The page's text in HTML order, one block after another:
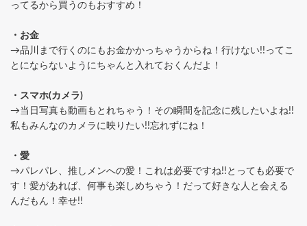
ってるから買うのもおすすめ！
・お金
→品川まで行くのにもお金かかっちゃうからね！行けない!!ってこ
とにならないようにちゃんと入れておくんだよ！
・スマホ(カメラ)
→当日写真も動画もとれちゃう！その瞬間を記念に残したいよね!!
私もみんなのカメラに映りたい!!忘れずにね！
・愛
→パレパレ、推しメンへの愛！これは必要ですね!!とっても必要で
す！愛があれば、何事も楽しめちゃう！だって好きな人と会える
んだもん！幸せ!!